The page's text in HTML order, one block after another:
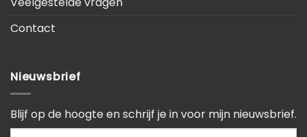
Contact
Nieuwsbrief
Blijf op de hoogte en schrijf je in voor mijn nieuwsbrief.